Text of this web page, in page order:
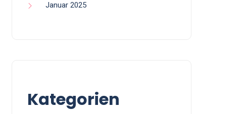
Januar 2025
Kategorien